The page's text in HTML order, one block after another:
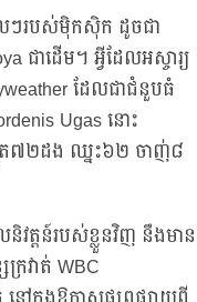
លៗរបស់ម៉ិកស៊ិក ដូចជា
ជាដើម។ អ្វីដែលអស្ចារ្យ
ដែលជាជំនួបធំ
Ugas នោះ
កួត៧២ដង ឈ្នះ៦២ ចាញ់៨
ត្តន៍របស់ខ្លួនវិញ នឹងមាន
រវាត់ WBC